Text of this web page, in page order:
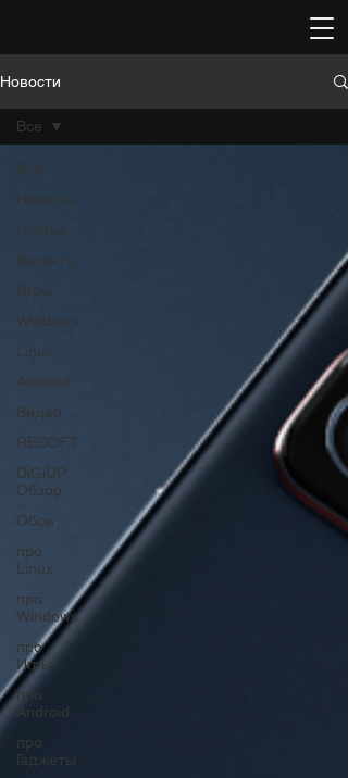
Новости
Все
Новости
Статьи
Гаджеты
Игры
Windows
Linux
Android
Видео
RESOFT
DiGiUP
Обзор
Обои
про
Linux
про
Windows
про
Игры
про
Android
про
Гаджеты
Все